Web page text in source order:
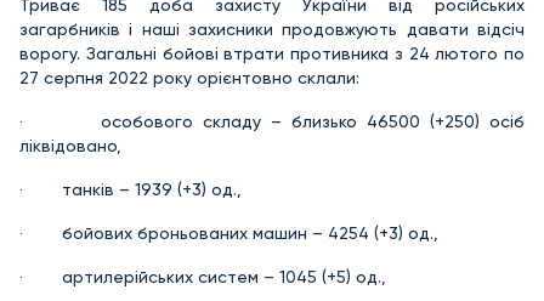
Триває 185 доба захисту України від російських
загарбників і наші захисники продовжують давати відсіч
ворогу. Загальні бойові втрати противника з 24 лютого по
27 серпня 2022 року орієнтовно склали:
· особового складу – близько 46500 (+250) осіб
ліквідовано,
· танків – 1939 (+3) од.,
· бойових броньованих машин – 4254 (+3) од.,
· артилерійських систем – 1045 (+5) од.,